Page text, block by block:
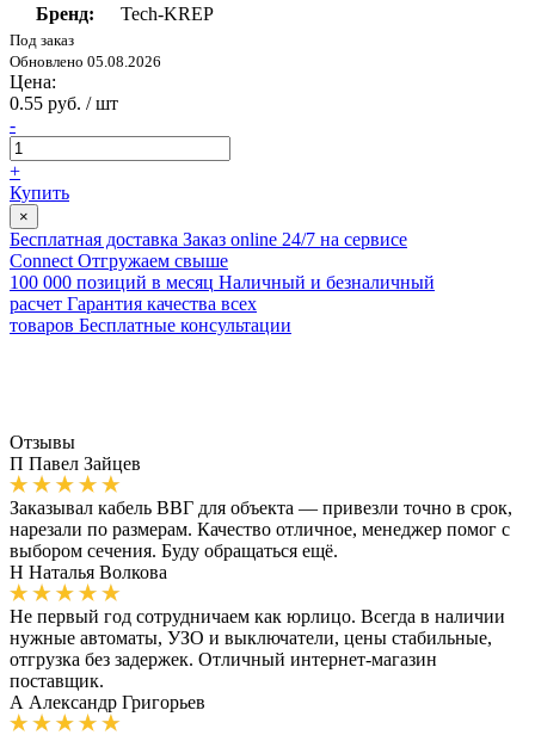
Бренд:
Tech-KREP
Под заказ
Обновлено 05.08.2026
Цена:
0.55 руб. / шт
-
+
Купить
×
Бесплатная доставка Заказ online 24/7 на сервисе
Connect Отгружаем свыше
100 000 позиций в месяц Наличный и безналичный
расчет Гарантия качества всех
товаров Бесплатные консультации
Отзывы
П Павел Зайцев
Заказывал кабель ВВГ для объекта — привезли точно в срок,
нарезали по размерам. Качество отличное, менеджер помог с
выбором сечения. Буду обращаться ещё.
Н Наталья Волкова
Не первый год сотрудничаем как юрлицо. Всегда в наличии
нужные автоматы, УЗО и выключатели, цены стабильные,
отгрузка без задержек. Отличный интернет-магазин
поставщик.
А Александр Григорьев